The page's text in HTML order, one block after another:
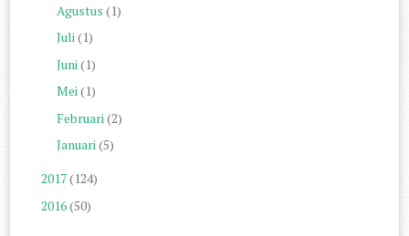
Agustus (1)
Juli(1)
Juni (1)
Mei(1)
Februari (2)
Januari(5)
2017(124)
2016(50)